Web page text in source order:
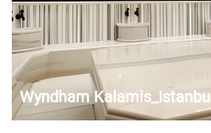
Wyndham Kalamis_Istanbul